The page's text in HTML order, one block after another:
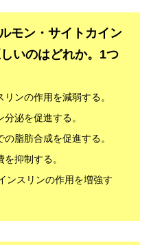
モン・サイトカイン
いのはどれか。1つ
ンの作用を減弱する。
泌を促進する。
脂肪合成を促進する。
抑制する。
ンスリンの作用を増強す